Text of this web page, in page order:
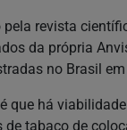
revista
da própria
no Brasil
que há
tabaco de